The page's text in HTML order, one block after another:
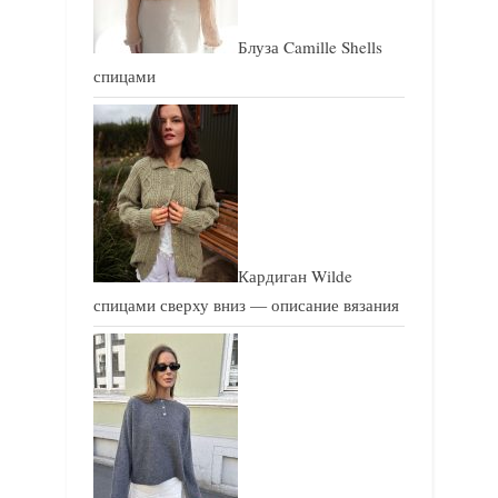
Блуза Camille Shells
спицами
Кардиган Wilde
спицами сверху вниз — описание вязания